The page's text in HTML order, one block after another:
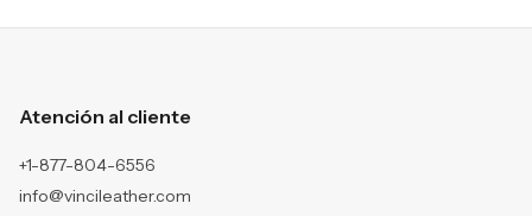
Atención al cliente
+1-877-804-6556
info@vincileather.com